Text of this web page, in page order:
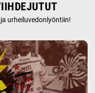
urheiluvedonlyöntiin!